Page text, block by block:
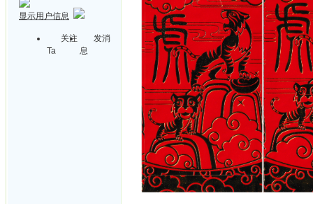
显示用户信息
关注
Ta
发消
息